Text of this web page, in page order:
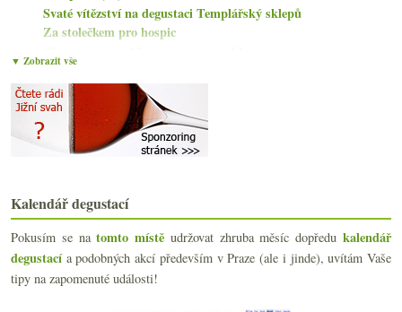
Svaté vítězství na degustaci Templářský sklepů
Za stolečkem pro hospic
Vídeňská potulka – svařák, Plachutta a tak
Pfingstberg vůni, chutí, obrazem i hmatem
Výsledky ankety „Řízek mám nejraději“
Fajn Beaujolais, dvě Svatomartinská, víno ve vlaku...
Italská párty a malé víno lepší velkého
Příběh o zkapalnění kopce Somló
Dotaz, ropná krize, nový web DRC a močowhisky
Svatomartinská a jedno mladé víno se spermií
Točení se ve vinných kruzích
Mladý Jamek a další čerstvá vína ročníku 2010
▼ Zobrazit vše
Kalendář degustací
Pokusím se natomto místě udržovat zhruba měsíc dopředukalendář
degustacía podobných akcí především v Praze (ale i jinde), uvítám Vaše
tipy na zapomenuté události!